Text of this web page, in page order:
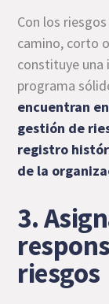
Con los
camino, corto
constituye una
programa
encuentran
gestión de
registro
de la
3.
riesgos